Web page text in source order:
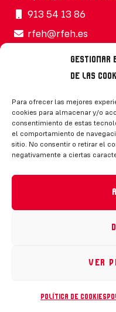
Gestionar
de las
Para ofrecer las mejores
cookies para almacenar y/o
consentimiento de estas
el comportamiento de
sitio. No consentir o retirar el
negativamente a ciertas
Ver
Política de cookies
913 54 13 86
rfeh@rfeh.es